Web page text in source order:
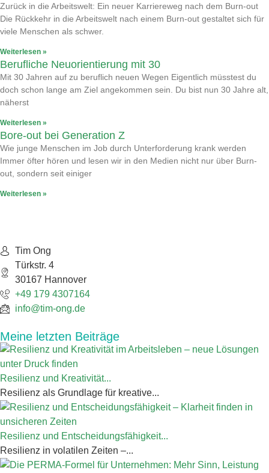
Zurück in die Arbeitswelt: Ein neuer Karriereweg nach dem Burn-out
Die Rückkehr in die Arbeitswelt nach einem Burn-out gestaltet sich für
viele Menschen als schwer.
Weiterlesen »
Berufliche Neuorientierung mit 30
Mit 30 Jahren auf zu beruflich neuen Wegen Eigentlich müsstest du
doch schon lange am Ziel angekommen sein. Du bist nun 30 Jahre alt,
näherst
Weiterlesen »
Bore-out bei Generation Z
Wie junge Menschen im Job durch Unterforderung krank werden
Immer öfter hören und lesen wir in den Medien nicht nur über Burn-
out, sondern seit einiger
Weiterlesen »
Tim Ong
Türkstr. 4
30167 Hannover
+49 179 4307164
info@tim-ong.de
Meine letzten Beiträge
Resilienz und Kreativität...
Resilienz als Grundlage für kreative...
Resilienz und Entscheidungsfähigkeit...
Resilienz in volatilen Zeiten –...